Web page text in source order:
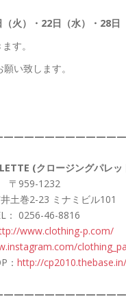
火）・22日（水）・28日
す。
い致します。
(クロージングパレッ
〒959-1232
土巻2-23 ミナミビル101
： 0256-46-8816
www.clothing-p.com/
： http://cp2010.thebase.in/